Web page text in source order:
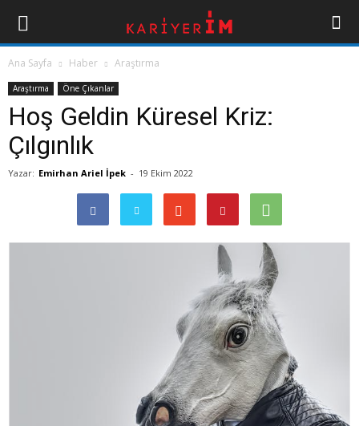
Ana Sayfa Haber Araştırma
Araştırma Öne Çıkanlar
Hoş Geldin Küresel Kriz:
Çılgınlık
Yazar: Emirhan Ariel İpek - 19 Ekim 2022